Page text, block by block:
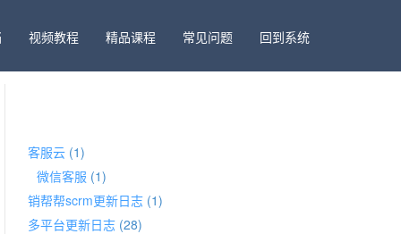
视频教程 精品课程 常见问题 回到系统
客服云 (1)
微信客服 (1)
销帮帮scrm更新日志 (1)
多平台更新日志 (28)